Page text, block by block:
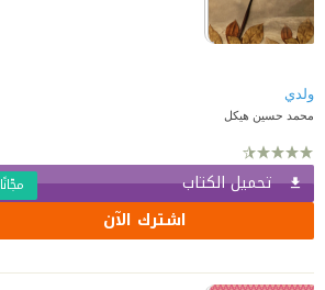
ولدي
محمد حسين هيكل
تحميل الكتاب مجّانًا
اشترك الآن